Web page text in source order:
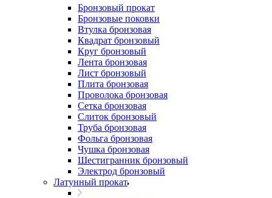
Бронзовый прокат
Бронзовые поковки
Втулка бронзовая
Квадрат бронзовый
Круг бронзовый
Лента бронзовая
Лист бронзовый
Плита бронзовая
Проволока бронзовая
Сетка бронзовая
Слиток бронзовый
Труба бронзовая
Фольга бронзовая
Чушка бронзовая
Шестигранник бронзовый
Электрод бронзовый
Латунный прокат